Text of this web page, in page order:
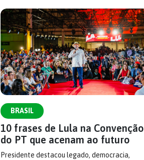
BRASIL
10 frases de Lula na Convenção
do PT que acenam ao futuro
Presidente destacou legado, democracia,